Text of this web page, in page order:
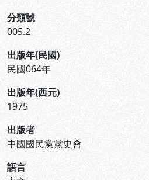
分類號
005.2
出版年(民國)
民國064年
出版年(西元)
1975
出版者
中國國民黨黨史會
語言